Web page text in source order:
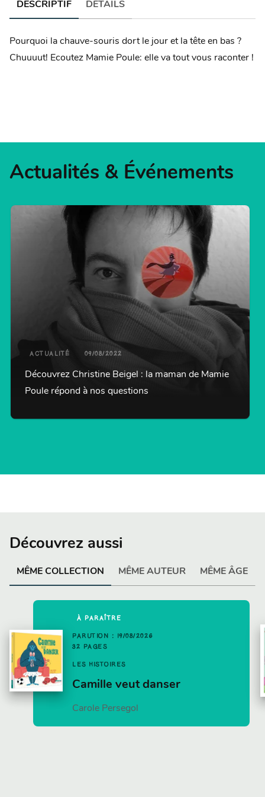
DESCRIPTIF DÉTAILS
Pourquoi la chauve-souris dort le jour et la tête en bas ?
Chuuuut! Ecoutez Mamie Poule: elle va tout vous raconter !
Actualités & Événements
ACTUALITÉ 09/08/2022
Découvrez Christine Beigel : la maman de Mamie
Poule répond à nos questions
Découvrez aussi
MÊME COLLECTION MÊME AUTEUR MÊME ÂGE
À PARAÎTRE
PARUTION : 19/08/2026
32 PAGES
LES HISTOIRES
Camille veut danser
Carole Persegol